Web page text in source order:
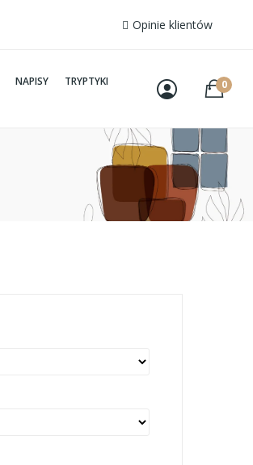
Opinie klientów
NAPISY
TRYPTYKI
0